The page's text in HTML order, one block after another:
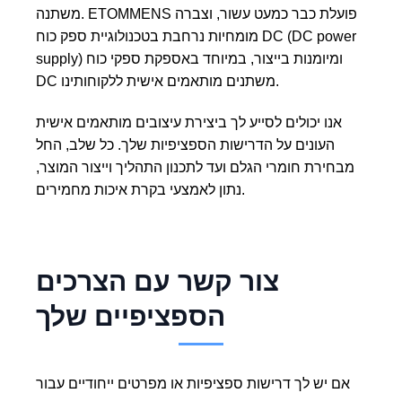
משתנה. ETOMMENS פועלת כבר כמעט עשור, וצברה
מומחיות נרחבת בטכנולוגיית ספק כוח DC (DC power
supply) ומיומנות בייצור, במיוחד באספקת ספקי כוח
DC משתנים מותאמים אישית ללקוחותינו.
אנו יכולים לסייע לך ביצירת עיצובים מותאמים אישית
העונים על הדרישות הספציפיות שלך. כל שלב, החל
מבחירת חומרי הגלם ועד לתכנון התהליך וייצור המוצר,
נתון לאמצעי בקרת איכות מחמירים.
צור קשר עם הצרכים
הספציפיים שלך
אם יש לך דרישות ספציפיות או מפרטים ייחודיים עבור